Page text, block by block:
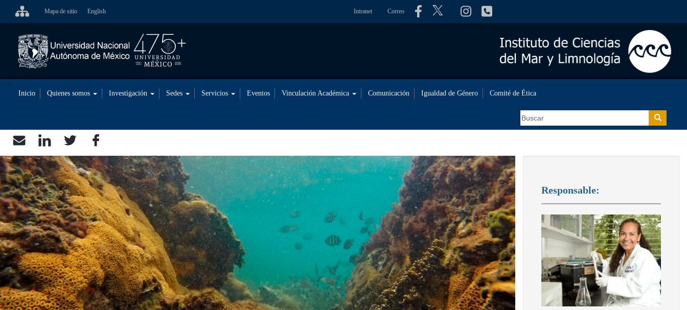
Pasar
principal
Mapa de sitio English Intranet Correo
Inicio Quienes somos Investigación Sedes Servicios Eventos Vinculación Académica Comunicación Igualdad de Género Comité de Ética
Buscar Buscar
Responsable: